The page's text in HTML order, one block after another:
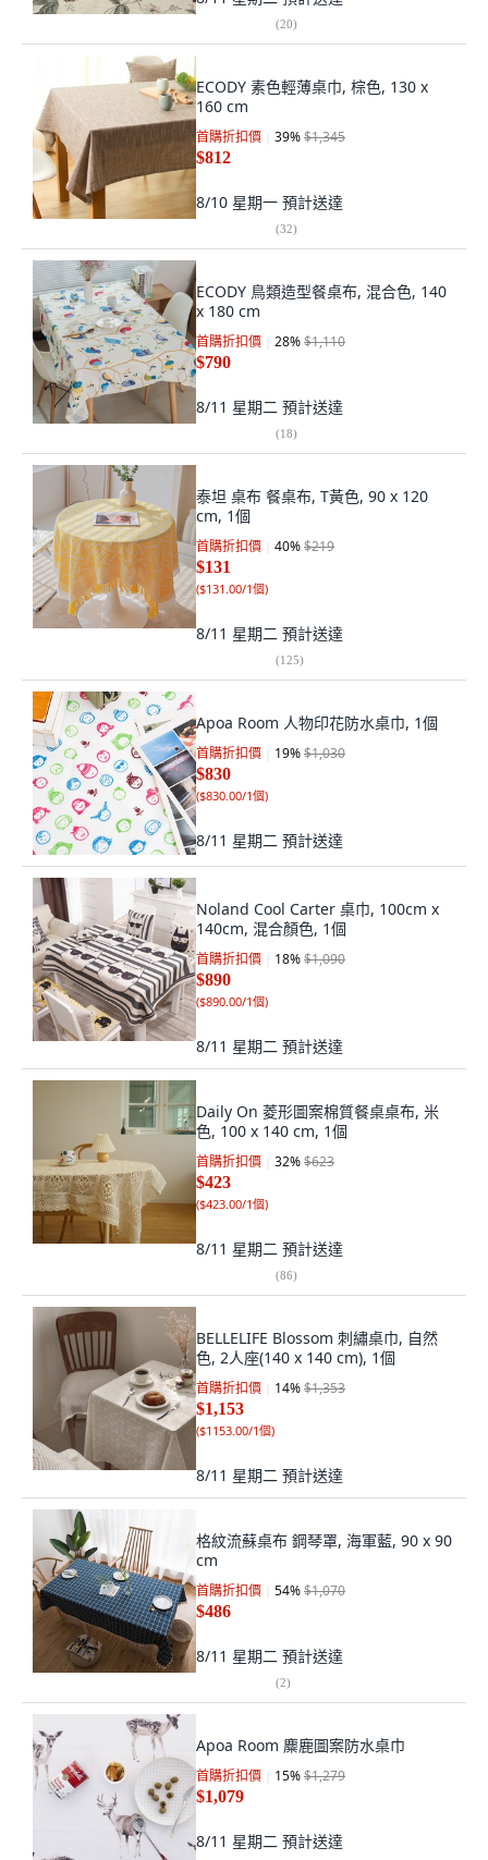
(20)
ECODY 素色輕薄桌巾, 棕色, 130 x
160 cm
首購折扣價 39%$1,345
$812
8/10 星期一 預計送達
(32)
ECODY 鳥類造型餐桌布, 混合色, 140
x 180 cm
首購折扣價 28%$1,110
$790
8/11 星期二 預計送達
(18)
泰坦 桌布 餐桌布, T黃色, 90 x 120
cm, 1個
首購折扣價 40%$219
$131
($131.00/1個)
8/11 星期二 預計送達
(125)
Apoa Room 人物印花防水桌巾, 1個
首購折扣價 19%$1,030
$830
($830.00/1個)
8/11 星期二 預計送達
Noland Cool Carter 桌巾, 100cm x
140cm, 混合顏色, 1個
首購折扣價 18%$1,090
$890
($890.00/1個)
8/11 星期二 預計送達
Daily On 菱形圖案棉質餐桌桌布, 米
色, 100 x 140 cm, 1個
首購折扣價 32%$623
$423
($423.00/1個)
8/11 星期二 預計送達
(86)
BELLELIFE Blossom 刺繡桌巾, 自然
色, 2人座(140 x 140 cm), 1個
首購折扣價 14%$1,353
$1,153
($1153.00/1個)
8/11 星期二 預計送達
格紋流蘇桌布 鋼琴罩, 海軍藍, 90 x 90
cm
首購折扣價 54%$1,070
$486
8/11 星期二 預計送達
(2)
Apoa Room 麋鹿圖案防水桌巾
首購折扣價 15%$1,279
$1,079
8/11 星期二 預計送達